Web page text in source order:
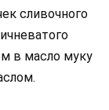
сливочного
в масло муку